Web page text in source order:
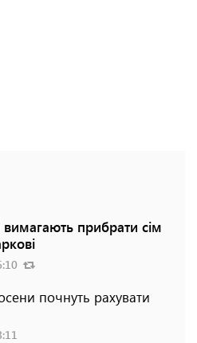
вимагають прибрати сім
почнуть рахувати